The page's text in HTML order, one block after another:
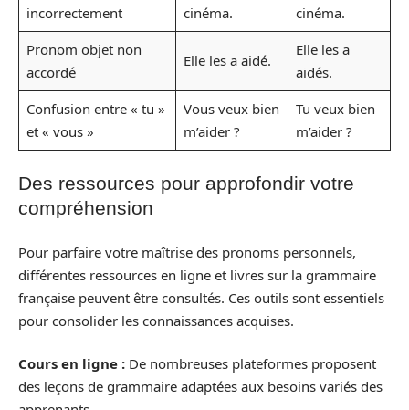
incorrectement
cinéma.
cinéma.
Pronom objet non
accordé
Elle les a aidé.
Elle les a
aidés.
Confusion entre « tu »
et « vous »
Vous veux bien
m’aider ?
Tu veux bien
m’aider ?
Des ressources pour approfondir votre
compréhension
Pour parfaire votre maîtrise des pronoms personnels,
différentes ressources en ligne et livres sur la grammaire
française peuvent être consultés. Ces outils sont essentiels
pour consolider les connaissances acquises.
Cours en ligne : De nombreuses plateformes proposent
des leçons de grammaire adaptées aux besoins variés des